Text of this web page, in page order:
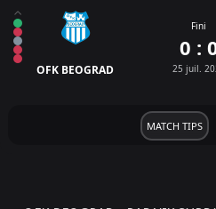
OFK BEOGRAD
Fini
0 :
25 juil.
MATCH TIPS